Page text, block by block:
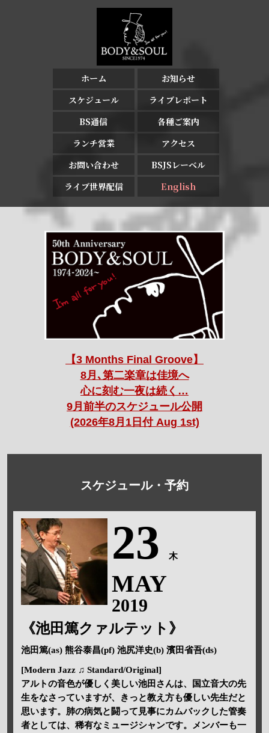
ホーム
お知らせ
スケジュール
ライブレポート
BS通信
各種ご案内
ランチ営業
アクセス
お問い合わせ
BSJSレーベル
ライブ世界配信
English
【3 Months Final Groove】
8月､第二楽章は佳境へ
心に刻む一夜は続く…
9月前半のスケジュール公開
(2026年8月1日付 Aug 1st)
スケジュール・予約
23 木
MAY
2019
《池田篤クァルテット》
池田篤(as) 熊谷泰昌(pf) 池尻洋史(b) 濱田省吾(ds)
[Modern Jazz ♫ Standard/Original]
アルトの音色が優しく美しい池田さんは、国立音大の先
生をなさっていますが、きっと教え方も優しい先生だと
思います。肺の病気と闘って見事にカムバックした管奏
者としては、稀有なミュージシャンです。メンバーも一